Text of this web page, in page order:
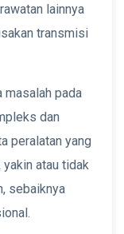
lainnya
transmisi
masalah pada
dan
peralatan yang
atau tidak
sebaiknya